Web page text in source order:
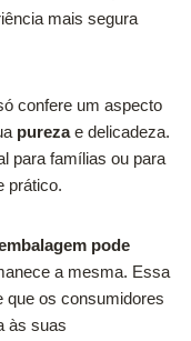
mais segura
confere um aspecto
purezae delicadeza.
para famílias ou para
prático.
pode
a mesma. Essa
que os consumidores
às suas